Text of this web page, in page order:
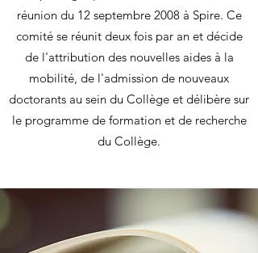
réunion du 12 septembre 2008 à Spire. Ce
comité se réunit deux fois par an et décide
de l'attribution des nouvelles aides à la
mobilité, de l'admission de nouveaux
doctorants au sein du Collège et délibère sur
le programme de formation et de recherche
du Collège.